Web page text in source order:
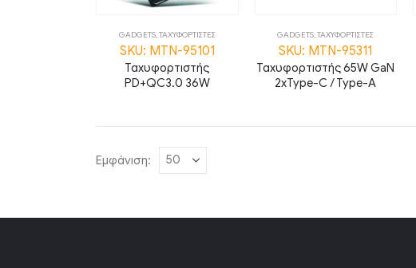
GADGETS, ΤΑΧΥΦΟΡΤΙΣΤΕΣ
SKU: MTN-95101
Ταχυφορτιστής
PD+QC3.0 36W
GADGETS ,ΤΑΧΥΦΟΡΤΙΣΤΕΣ
SKU: MTN-95311
Ταχυφορτιστής 65W GaN
2xType-C / Type-A
Εμφάνιση: